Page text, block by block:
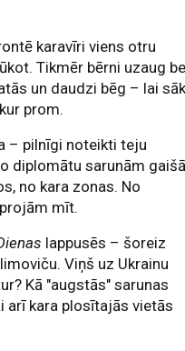
karavīri viens otru
Tikmēr bērni uzaug
un daudzi bēg – lai
prom.
– pilnīgi noteikti teju
diplomātu sarunām
no kara zonas. No
mīt.
lappusēs – šoreiz
Viņš uz Ukrainu
Kā "augstās" sarunas
arī kara plosītajās vietās